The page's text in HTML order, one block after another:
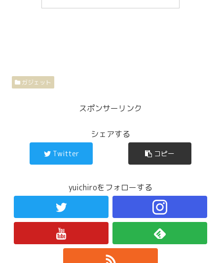
ガジェット
スポンサーリンク
シェアする
Twitter コピー
yuichiroをフォローする